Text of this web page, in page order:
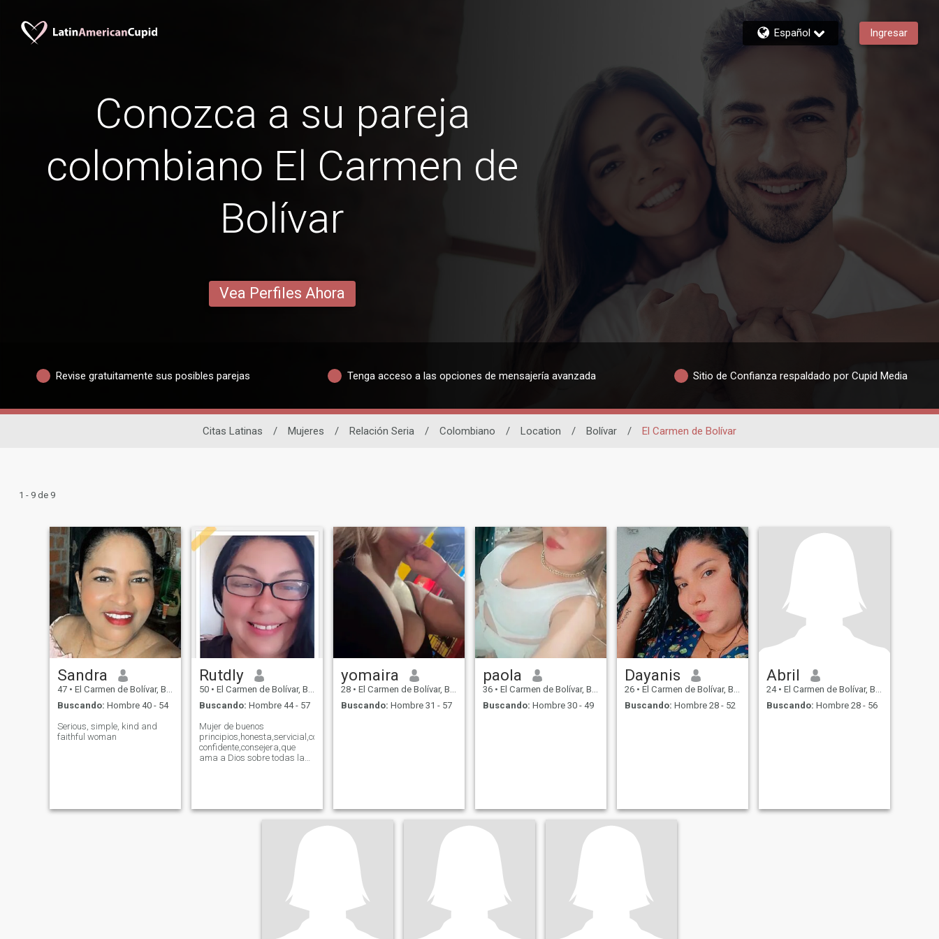
Español Ingresar
Conozca a su pareja
colombiano El Carmen de
Bolívar
Vea Perfiles Ahora
Revise gratuitamente sus posibles parejas Tenga acceso a las opciones de mensajería avanzada Sitio de Confianza respaldado por Cupid Media
Citas Latinas / Mujeres / Relación Seria / Colombiano / Location / Bolívar / El Carmen de Bolívar
1 - 9 de 9
Sandra
47 • El Carmen de Bolívar, Bolívar, Colombia
Buscando: Hombre 40 - 54
Serious, simple, kind and
faithful woman
Rutdly
50 • El Carmen de Bolívar, Bolívar, Colombia
Buscando: Hombre 44 - 57
Mujer de buenos
principios,honesta,servicial,colaboradora,cariñosa,sencilla,amiga,
confidente,consejera,que
ama a Dios sobre todas las
yomaira
28 • El Carmen de Bolívar, Bolívar, Colombia
Buscando: Hombre 31 - 57
paola
36 • El Carmen de Bolívar, Bolívar, Colombia
Buscando: Hombre 30 - 49
Dayanis
26 • El Carmen de Bolívar, Bolívar, Colombia
Buscando: Hombre 28 - 52
Abril
24 • El Carmen de Bolívar, Bolívar, Colombia
Buscando: Hombre 28 - 56